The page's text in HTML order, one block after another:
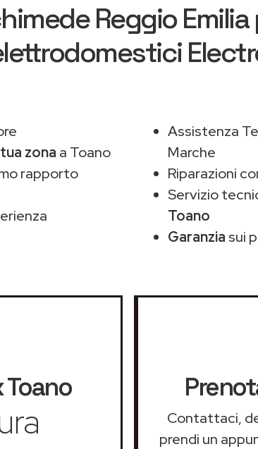
Reggio Emilia
zona a Toano
rapporto
Assistenza
Marche
Riparazioni
Servizio
Toano
Garanzia sui
Toano
Contattaci,
prendi un